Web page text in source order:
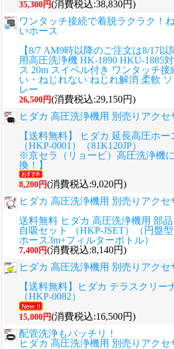
35,300円(消費税込:38,830円)
ワンタッチ接続で着脱ラクラク！
いホース
【8/7 AM9時以降のご注文は8/17
用高圧洗浄機 HK-1890 HKU-1885
ス 20m スイベル付き ワンタッチ
い・ねじれない ねじれ解消 柔軟
レー
26,500円(消費税込:29,150円)
ヒダカ 高圧洗浄機用 別売りアクセ
【送料無料】 ヒダカ 延長高圧ホー
（HKP-0001）（81K120JP）
※京セラ（リョービ）高圧洗浄機
換！】
8,200円(消費税込:9,020円)
ヒダカ 高圧洗浄機用 別売りアクセ
送料無料 ヒダカ 高圧洗浄機用 部
自吸セット （HKP-JSET）（円盤
ホース3m+フィルターボトル）
7,400円(消費税込:8,140円)
ヒダカ 高圧洗浄機用 別売りアクセ
【送料無料】ヒダカ テラスクリー
（HKP-0082）
15,000円(消費税込:16,500円)
配管洗浄もバッチリ！
ヒダカ 高圧洗浄機用 別売りアクセ